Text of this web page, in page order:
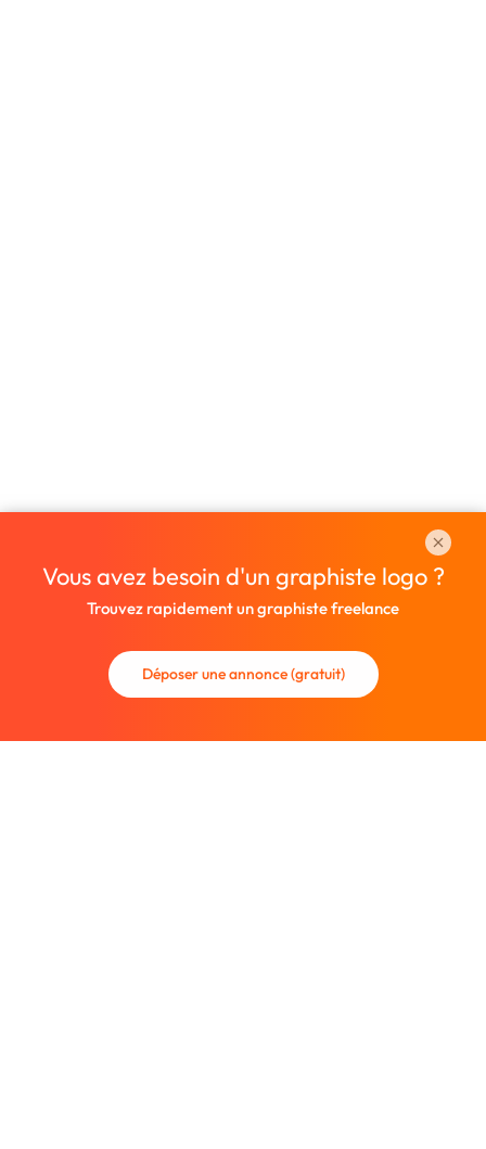
Vous avez besoin d'un graphiste logo ?
Trouvez rapidement un graphiste freelance
Déposer une annonce (gratuit)